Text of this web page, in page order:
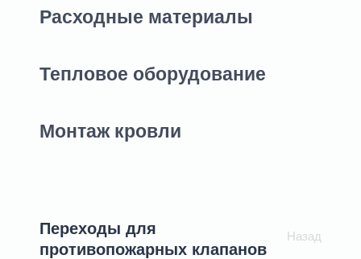
Расходные материалы
Тепловое оборудование
Монтаж кровли
Переходы для
противопожарных клапанов
Назад